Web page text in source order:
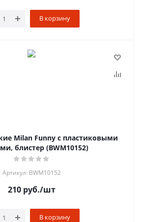
В корзину
Milan Funny с пластиковыми
блистер (BWM10152)
Артикул: BWM10152
210руб./шт
В корзину